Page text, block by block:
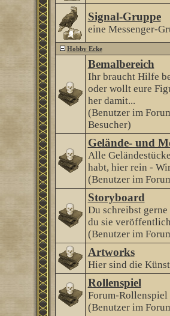
Signal-Gruppe
eine Messenger-
Hobby Ecke
Bemalbereich
Ihr braucht Hilfe
oder wollt eure
her damit...
(Benutzer im
Besucher)
Gelände- und
Alle
habt, hier rein -
(Benutzer im
Storyboard
Du schreibst
du sie
(Benutzer im
Artworks
Hier sind die
Rollenspiel
Forum-Rollenspiel
(Benutzer im